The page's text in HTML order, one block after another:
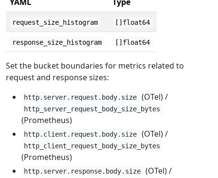
request_size_histogram []float64
response_size_histogram []float64
Set the bucket boundaries for metrics related to
request and response sizes:
http.server.request.body.size (OTel) /
http_server_request_body_size_bytes
(Prometheus)
http.client.request.body.size (OTel) /
http_client_request_body_size_bytes
(Prometheus)
http.server.response.body.size (OTel) /